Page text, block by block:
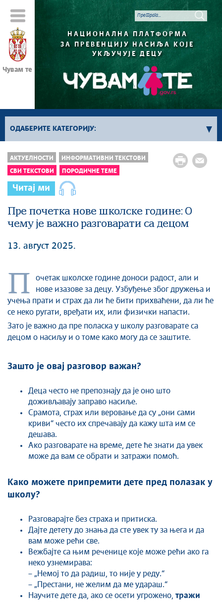
Чувам те
НАЦИОНАЛНА ПЛАТФОРМА
ЗА ПРЕВЕНЦИЈУ НАСИЉА КОЈЕ
УКЉУЧУЈЕ ДЕЦУ
ОДАБЕРИТЕ КАТЕГОРИЈУ:
Сви текстови
Породичне теме
Деца и млади
Интернет и друштвене мреже
Међусекторска сарадња у заштити деце од насиља
АКТУЕЛНОСТИ ИНФОРМАТИВНИ ТЕКСТОВИ
СВИ ТЕКСТОВИ ПОРОДИЧНЕ ТЕМЕ
Читај ми
Пре почетка нове школске године: О
чему је важно разговарати са децом
13. август 2025.
П
очетак школске године доноси радост, али и
нове изазове за децу. Узбуђење због дружења и
учења прати и страх да ли ће бити прихваћени, да ли ће
се неко ругати, вређати их, или физички напасти.
Зато је важно да пре поласка у школу разговарате са
децом о насиљу и о томе како могу да се заштите.
Зашто је овај разговор важан?
Деца често не препознају да је оно што
доживљавају заправо насиље.
Срамота, страх или веровање да су „они сами
криви“ често их спречавају да кажу шта им се
дешава.
Ако разговарате на време, дете ће знати да увек
може да вам се обрати и затражи помоћ.
Како можете припремити дете пред полазак у
школу?
Разговарајте без страха и притиска.
Дајте детету до знања да сте увек ту за њега и да
вам може рећи све.
Вежбајте са њим реченице које може рећи ако га
неко узнемирава:
– „Немој то да радиш, то није у реду.“
– „Престани, не желим да ме удараш.“
Научите дете да, ако се осети угрожено, тражи